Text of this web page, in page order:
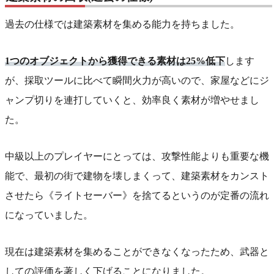
過去の仕様では建築素材を集める能力を持ちました。
1つのオブジェクトから獲得できる素材は25%低下します
が、採取ツールに比べて瞬間火力が高いので、家屋などにジ
ャンプ切りを連打していくと、効率良く素材が増やせまし
た。
中級以上のプレイヤーにとっては、攻撃性能よりも重要な機
能で、最初の街で建物を壊しまくって、建築素材をカンスト
させたら《ライトセーバー》を捨てるというのが定番の流れ
になっていました。
現在は建築素材を集めることができなくなったため、武器と
しての評価を著しく下げることになりました。